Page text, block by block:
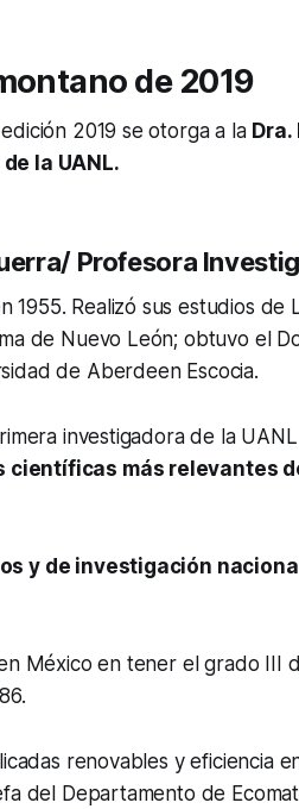
de 2019
2019 se otorga a la
la UANL.
Profesora
Realizó sus estudios de
de Nuevo León; obtuvo el
de Aberdeen Escocia.
investigadora de la
científicas más relevantes
y de investigación
México en tener el grado III
renovables y eficiencia
del Departamento de